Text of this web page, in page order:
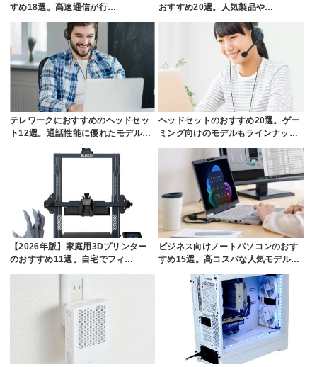
すめ18選。高速通信が行…
おすすめ20選。人気製品や…
テレワークにおすすめのヘッドセッ
ト12選。通話性能に優れたモデル…
ヘッドセットのおすすめ20選。ゲー
ミング向けのモデルもラインナッ…
【2026年版】家庭用3Dプリンター
のおすすめ11選。自宅でフィ…
ビジネス向けノートパソコンのおす
すめ15選。高コスパな人気モデル…